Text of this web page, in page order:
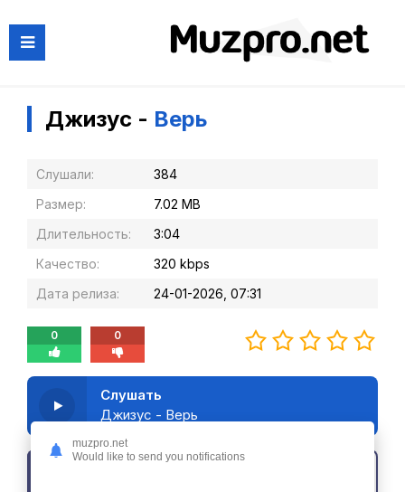
Джизус - Верь
Слушали:
384
Размер:
7.02 MB
Длительность:
3:04
Качество:
320 kbps
Дата релиза:
24-01-2026, 07:31
0 0
Слушать
Джизус - Верь
muzpro.net
Would like to send you notifications